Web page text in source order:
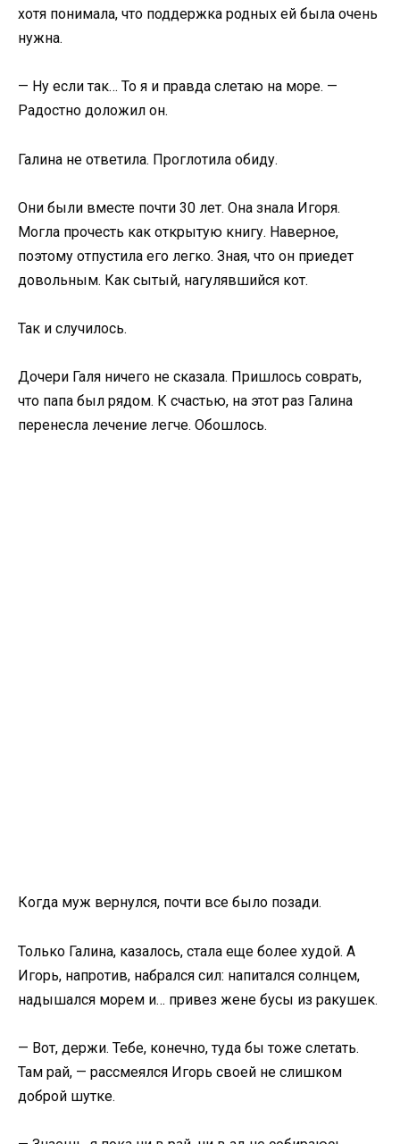
хотя понимала, что поддержка родных ей была очень
нужна.
— Ну если так… То я и правда слетаю на море. —
Радостно доложил он.
Галина не ответила. Проглотила обиду.
Они были вместе почти 30 лет. Она знала Игоря.
Могла прочесть как открытую книгу. Наверное,
поэтому отпустила его легко. Зная, что он приедет
довольным. Как сытый, нагулявшийся кот.
Так и случилось.
Дочери Галя ничего не сказала. Пришлось соврать,
что папа был рядом. К счастью, на этот раз Галина
перенесла лечение легче. Обошлось.
Когда муж вернулся, почти все было позади.
Только Галина, казалось, стала еще более худой. А
Игорь, напротив, набрался сил: напитался солнцем,
надышался морем и… привез жене бусы из ракушек.
— Вот, держи. Тебе, конечно, туда бы тоже слетать.
Там рай, — рассмеялся Игорь своей не слишком
доброй шутке.